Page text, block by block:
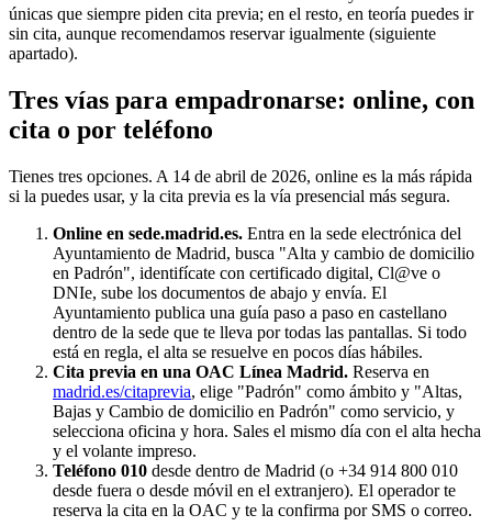
únicas que siempre piden cita previa; en el resto, en teoría puedes ir
sin cita, aunque recomendamos reservar igualmente (siguiente
apartado).
Tres vías para empadronarse: online, con
cita o por teléfono
Tienes tres opciones. A 14 de abril de 2026, online es la más rápida
si la puedes usar, y la cita previa es la vía presencial más segura.
Online en sede.madrid.es. Entra en la sede electrónica del
Ayuntamiento de Madrid, busca "Alta y cambio de domicilio
en Padrón", identifícate con certificado digital, Cl@ve o
DNIe, sube los documentos de abajo y envía. El
Ayuntamiento publica una guía paso a paso en castellano
dentro de la sede que te lleva por todas las pantallas. Si todo
está en regla, el alta se resuelve en pocos días hábiles.
Cita previa en una OAC Línea Madrid. Reserva en
madrid.es/citaprevia, elige "Padrón" como ámbito y "Altas,
Bajas y Cambio de domicilio en Padrón" como servicio, y
selecciona oficina y hora. Sales el mismo día con el alta hecha
y el volante impreso.
Teléfono 010 desde dentro de Madrid (o +34 914 800 010
desde fuera o desde móvil en el extranjero). El operador te
reserva la cita en la OAC y te la confirma por SMS o correo.